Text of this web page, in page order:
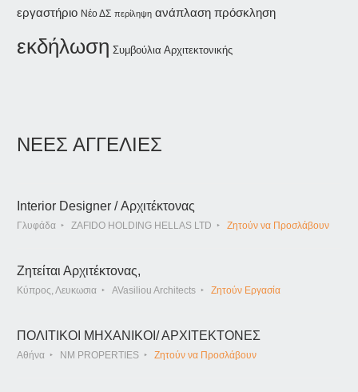
εργαστήριο Νέο ΔΣ περίληψη ανάπλαση πρόσκληση
εκδήλωση Συμβούλια Αρχιτεκτονικής
ΝΕΕΣ ΑΓΓΕΛΙΕΣ
Interior Designer / Αρχιτέκτονας
Γλυφάδα ZAFIDO HOLDING HELLAS LTD Ζητούν να Προσλάβουν
Ζητείται Αρχιτέκτονας,
Κύπρος, Λευκωσια AVasiliou Architects Ζητούν Εργασία
ΠΟΛΙΤΙΚΟΙ ΜΗΧΑΝΙΚΟΙ/ ΑΡΧΙΤΕΚΤΟΝΕΣ
Αθήνα NM PROPERTIES Ζητούν να Προσλάβουν